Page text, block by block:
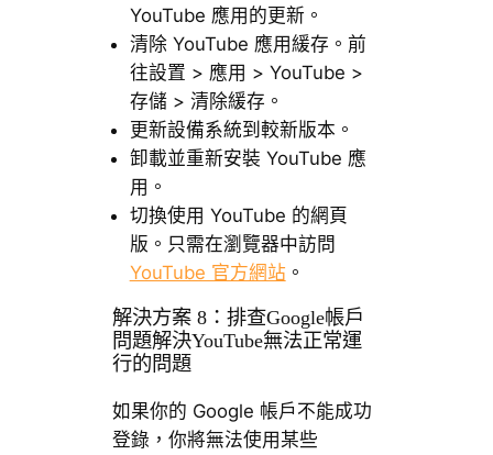
YouTube 應用的更新。
清除 YouTube 應用緩存。前
往設置 > 應用 > YouTube >
存儲 > 清除緩存。
更新設備系統到較新版本。
卸載並重新安裝 YouTube 應
用。
切換使用 YouTube 的網頁
版。只需在瀏覽器中訪問
YouTube 官方網站 。
解決方案 8：排查Google帳戶
問題解決YouTube無法正常運
行的問題
如果你的 Google 帳戶不能成功
登錄，你將無法使用某些